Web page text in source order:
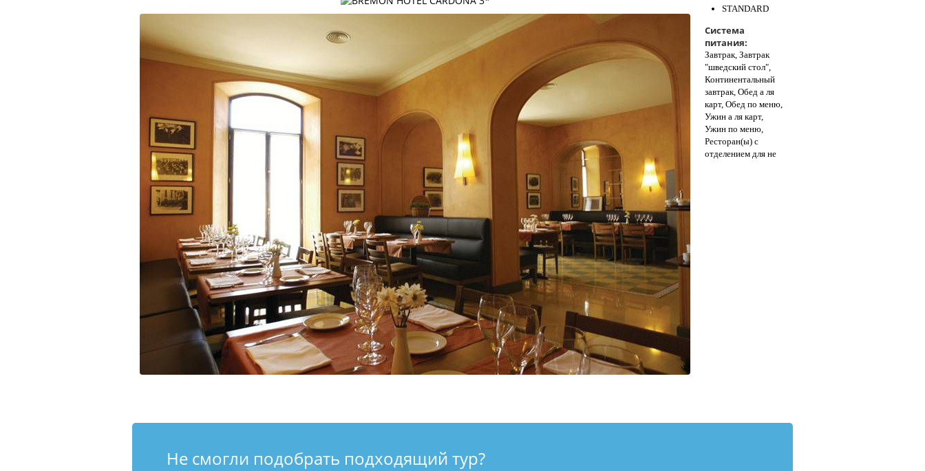
STANDARD
Система
питания:
Завтрак, Завтрак
"шведский стол",
Континентальный
завтрак, Обед а ля
карт, Обед по меню,
Ужин а ля карт,
Ужин по меню,
Ресторан(ы) с
отделением для не
Не смогли подобрать подходящий тур?